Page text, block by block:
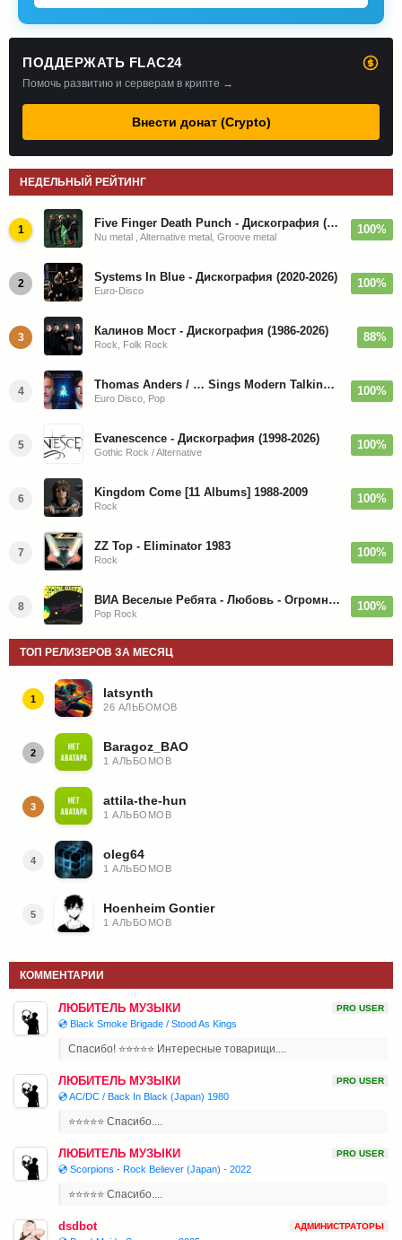
ПОДДЕРЖАТЬ FLAC24
Помочь развитию и серверам в крипте →
Внести донат (Crypto)
НЕДЕЛЬНЫЙ РЕЙТИНГ
1 Five Finger Death Punch - Дискография (2008-2026)
Nu metal , Alternative metal, Groove metal
100%
2 Systems In Blue - Дискография (2020-2026)
Euro-Disco
100%
3 Калинов Мост - Дискография (1986-2026)
Rock, Folk Rock
88%
4 Thomas Anders / … Sings Modern Talking: The Best hi-res
Euro Disco, Pop
100%
5 Evanescence - Дискография (1998-2026)
Gothic Rock / Alternative
100%
6 Kingdom Come [11 Albums] 1988-2009
Rock
100%
7 ZZ Top - Eliminator 1983
Rock
100%
8 ВИА Веселые Ребята - Любовь - Огромная Страна - 1974/2026
Pop Rock
100%
ТОП РЕЛИЗЕРОВ ЗА МЕСЯЦ
1 latsynth
26 АЛЬБОМОВ
2 Baragoz_BAO
1 АЛЬБОМОВ
3 attila-the-hun
1 АЛЬБОМОВ
4 oleg64
1 АЛЬБОМОВ
5 Hoenheim Gontier
1 АЛЬБОМОВ
КОММЕНТАРИИ
ЛЮБИТЕЛЬ МУЗЫКИ PRO USER
💿 Black Smoke Brigade / Stood As Kings
Спасибо! ⭐⭐⭐⭐⭐ Интересные товарищи....
ЛЮБИТЕЛЬ МУЗЫКИ PRO USER
💿 AC/DC / Back In Black (Japan) 1980
⭐⭐⭐⭐⭐ Спасибо....
ЛЮБИТЕЛЬ МУЗЫКИ PRO USER
💿 Scorpions - Rock Believer (Japan) - 2022
⭐⭐⭐⭐⭐ Спасибо....
dsdbot АДМИНИСТРАТОРЫ